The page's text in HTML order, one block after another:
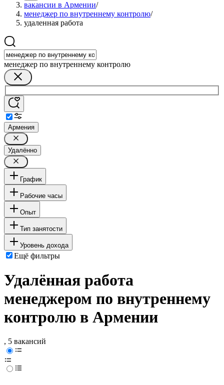
вакансии в Армении/
менеджер по внутреннему контролю/
удаленная работа
менеджер по внутреннему контролю
Армения
Удалённо
График
Рабочие часы
Опыт
Тип занятости
Уровень дохода
Ещё фильтры
Удалённая работа
менеджером по внутреннему
контролю в Армении
, 5 вакансий